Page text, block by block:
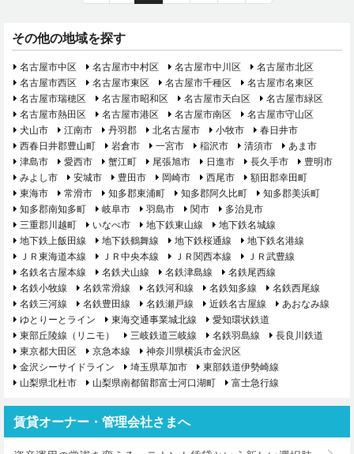
その他の地域を探す
名古屋市中区 名古屋市中村区 名古屋市中川区
名古屋市北区
名古屋市西区
名古屋市東区 名古屋市千種区
名古屋市名東区
名古屋市瑞穂区
名古屋市昭和区 名古屋市天白区
名古屋市緑区
名古屋市熱田区
名古屋市港区 名古屋市南区
名古屋市守山区
犬山市
江南市 丹羽郡 北名古屋市 小牧市
春日井市
西春日井郡豊山町
岩倉市 一宮市 稲沢市 清須市
あま市
津島市
愛西市 蟹江町 尾張旭市 日進市 長久手市
豊明市
みよし市
安城市 豊田市 岡崎市 西尾市
額田郡幸田町
東海市
常滑市 知多郡東浦町 知多郡阿久比町
知多郡美浜町
知多郡南知多町
岐阜市 羽島市 関市
多治見市
三重郡川越町
いなべ市 地下鉄東山線
地下鉄名城線
地下鉄上飯田線
地下鉄鶴舞線 地下鉄桜通線
地下鉄名港線
ＪＲ東海道本線
ＪＲ中央本線 ＪＲ関西本線
ＪＲ武豊線
名鉄名古屋本線
名鉄犬山線 名鉄津島線
名鉄尾西線
名鉄小牧線
名鉄常滑線 名鉄河和線 名鉄知多線
名鉄西尾線
名鉄三河線
名鉄豊田線 名鉄瀬戸線 近鉄名古屋線
あおなみ線
ゆとりーとライン
東海交通事業城北線
愛知環状鉄道
東部丘陵線（リニモ）
三岐鉄道三岐線 名鉄羽島線
長良川鉄道
東京都大田区
京急本線
神奈川県横浜市金沢区
金沢シーサイドライン
埼玉県草加市
東部鉄道伊勢崎線
山梨県北杜市
山梨県南都留郡富士河口湖町 富士急行線
賃貸オーナー・管理会社さまへ